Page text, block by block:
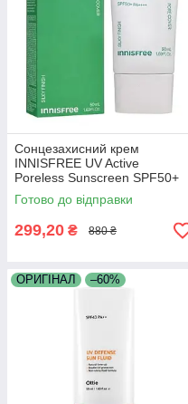
Сонцезахисний крем
INNISFREE UV Active
Poreless Sunscreen SPF50+
PA (Термін 22.06.2026 р)
Готово до відправки
299,20 ₴ 880 ₴
ОРИГІНАЛ –60%